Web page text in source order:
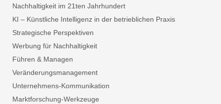
Nachhaltigkeit im 21ten Jahrhundert
KI – Künstliche Intelligenz in der betrieblichen Praxis
Strategische Perspektiven
Werbung für Nachhaltigkeit
Führen & Managen
Veränderungsmanagement
Unternehmens-Kommunikation
Marktforschung-Werkzeuge